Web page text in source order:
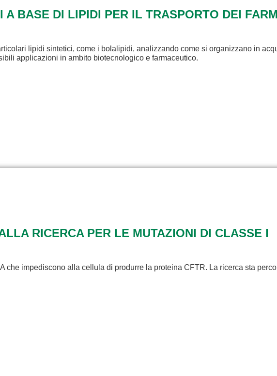
A BASE DI LIPIDI PER IL TRASPORTO DEI
lipidi sintetici, come i bolalipidi, analizzando come si organizzano in
applicazioni in ambito biotecnologico e farmaceutico.
RICERCA PER LE MUTAZIONI DI CLASSE I
che impediscono alla cellula di produrre la proteina CFTR. La ricerca sta